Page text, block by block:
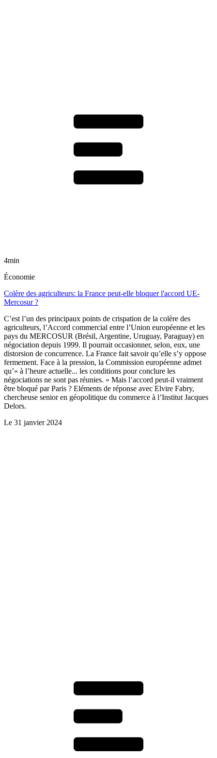
4min
Économie
Colère des agriculteurs: la France peut-elle bloquer l'accord UE-
Mercosur ?
C’est l’un des principaux points de crispation de la colère des
agriculteurs, l’Accord commercial entre l’Union européenne et les
pays du MERCOSUR (Brésil, Argentine, Uruguay, Paraguay) en
négociation depuis 1999. Il pourrait occasionner, selon, eux, une
distorsion de concurrence. La France fait savoir qu’elle s’y oppose
fermement. Face à la pression, la Commission européenne admet
qu’« à l’heure actuelle... les conditions pour conclure les
négociations ne sont pas réunies. » Mais l’accord peut-il vraiment
être bloqué par Paris ? Eléments de réponse avec Elvire Fabry,
chercheuse senior en géopolitique du commerce à l’Institut Jacques
Delors.
Le 31 janvier 2024